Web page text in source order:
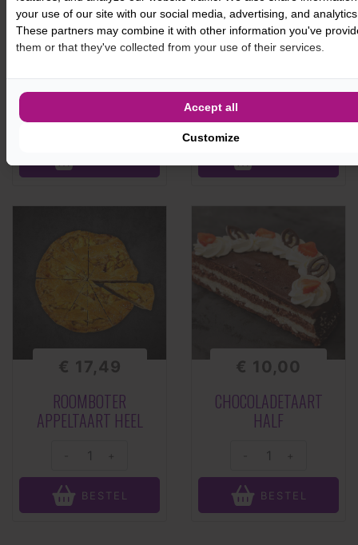
CONFETTI
PERSOONS
€ 31,50
ROOMBOTER
€ 10,00
ROOMBOTER
APPELTAART HEEL
€ 17,49
+
BESTEL
CHOCOLADETAART
HALF
€ 10,00
+
BESTEL
your use of our site with our social media, advertising, and
These partners may combine it with other information you've
them or that they've collected from your use of their services.
Customize
Accept all